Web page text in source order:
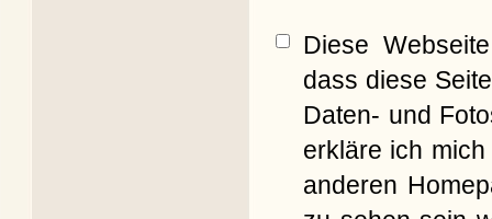
Diese
dass diese
Daten- und
erkläre ich
anderen